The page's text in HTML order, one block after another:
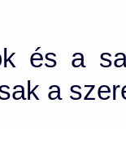
és a
a